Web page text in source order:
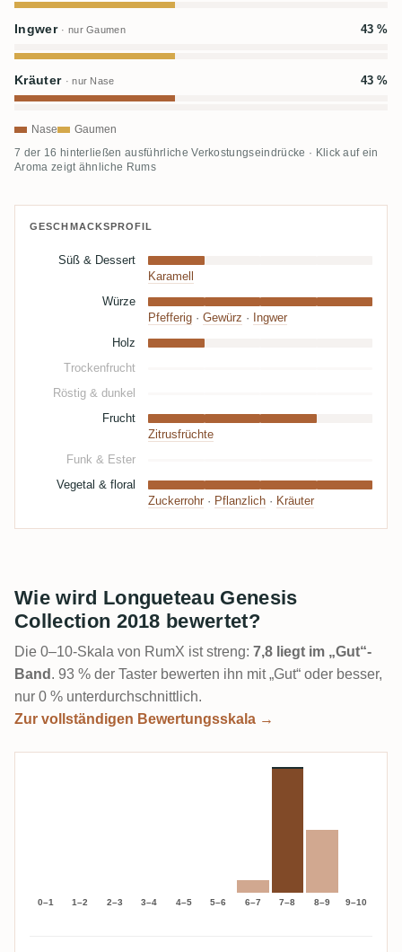
Ingwer · nur Gaumen 43 %
Kräuter · nur Nase 43 %
Nase Gaumen
7 der 16 hinterließen ausführliche Verkostungseindrücke · Klick auf ein
Aroma zeigt ähnliche Rums
GESCHMACKSPROFIL
Süß & Dessert
Karamell
Würze
Pfefferig · Gewürz · Ingwer
Holz
Trockenfrucht
Röstig & dunkel
Frucht
Zitrusfrüchte
Funk & Ester
Vegetal & floral
Zuckerrohr · Pflanzlich · Kräuter
Wie wird Longueteau Genesis
Collection 2018 bewertet?
Die 0–10-Skala von RumX ist streng: 7,8 liegt im „Gut“-
Band . 93 % der Taster bewerten ihn mit „Gut“ oder besser,
nur 0 % unterdurchschnittlich.
Zur vollständigen Bewertungsskala →
0–1 1–2 2–3 3–4 4–5 5–6 6–7 7–8 8–9 9–10